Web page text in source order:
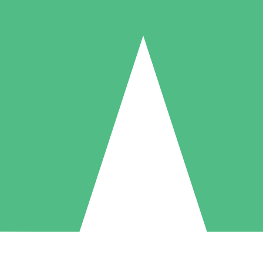
Packs de Crédits Individuels
à l'utilisation avec des crédits de téléchargement. Sans engagement
5 Téléchargements
US$